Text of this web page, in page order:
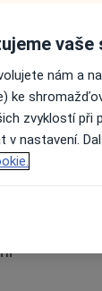
vaše
nám a
ke
zvyklostí při
v nastavení.